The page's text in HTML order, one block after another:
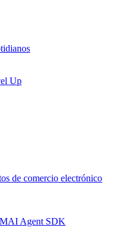
Up
de comercio electrónico
AI Agent SDK